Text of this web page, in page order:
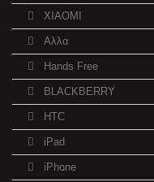
XIAOMI
Αλλα
Hands Free
BLACKBERRY
HTC
iPad
iPhone